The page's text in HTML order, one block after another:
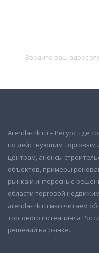
Arenda-trk.ru – Ресурс, где
по действующим Торговым
центрам, анонсы
объектов, примеры
рынка и интересные
области торговой
arenda-trk.ru мы считаем
торгового потенциала
решений на рынке.